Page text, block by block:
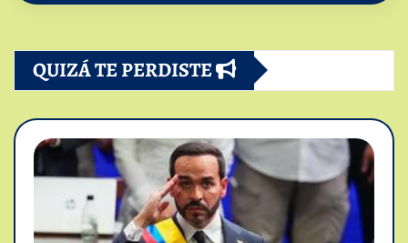
QUIZÁ TE PERDISTE